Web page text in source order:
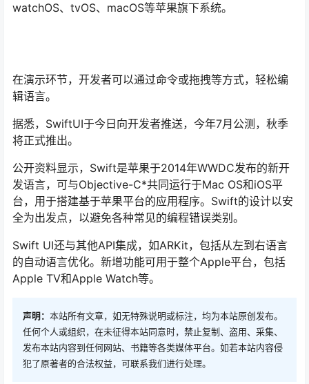
watchOS、tvOS、macOS等苹果旗下系统。
在演示环节，开发者可以通过命令或拖拽等方式，轻松编
辑语言。
据悉，SwiftUI于今日向开发者推送，今年7月公测，秋季
将正式推出。
公开资料显示，Swift是苹果于2014年WWDC发布的新开
发语言，可与Objective-C*共同运行于Mac OS和iOS平
台，用于搭建基于苹果平台的应用程序。Swift的设计以安
全为出发点，以避免各种常见的编程错误类别。
Swift UI还与其他API集成，如ARKit，包括从左到右语言
的自动语言优化。新增功能可用于整个Apple平台，包括
Apple TV和Apple Watch等。
声明： 本站所有文章，如无特殊说明或标注，均为本站原创发布。
任何个人或组织，在未征得本站同意时，禁止复制、盗用、采集、
发布本站内容到任何网站、书籍等各类媒体平台。如若本站内容侵
犯了原著者的合法权益，可联系我们进行处理。